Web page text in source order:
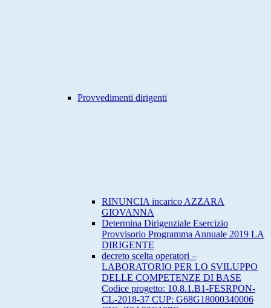
Provvedimenti dirigenti
RINUNCIA incarico AZZARA
GIOVANNA
Determina Dirigenziale Esercizio
Provvisorio Programma Annuale 2019 LA
DIRIGENTE
decreto scelta operatori –
LABORATORIO PER LO SVILUPPO
DELLE COMPETENZE DI BASE
Codice progetto: 10.8.1.B1-FESRPON-
CL-2018-37 CUP: G68G18000340006